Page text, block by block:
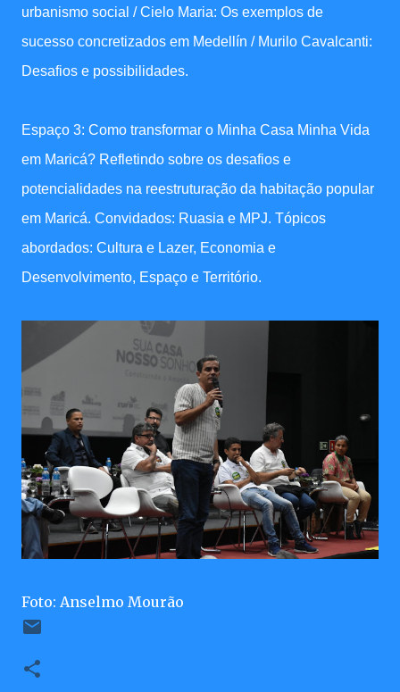
urbanismo social / Cielo Maria: Os exemplos de
sucesso concretizados em Medellín / Murilo Cavalcanti:
Desafios e possibilidades.
Espaço 3: Como transformar o Minha Casa Minha Vida
em Maricá? Refletindo sobre os desafios e
potencialidades na reestruturação da habitação popular
em Maricá. Convidados: Ruasia e MPJ. Tópicos
abordados: Cultura e Lazer, Economia e
Desenvolvimento, Espaço e Território.
Foto: Anselmo Mourão